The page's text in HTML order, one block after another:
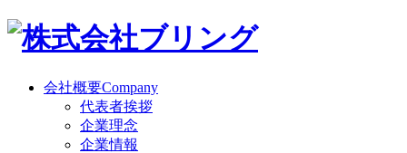
会社概要Company
代表者挨拶
企業理念
企業情報